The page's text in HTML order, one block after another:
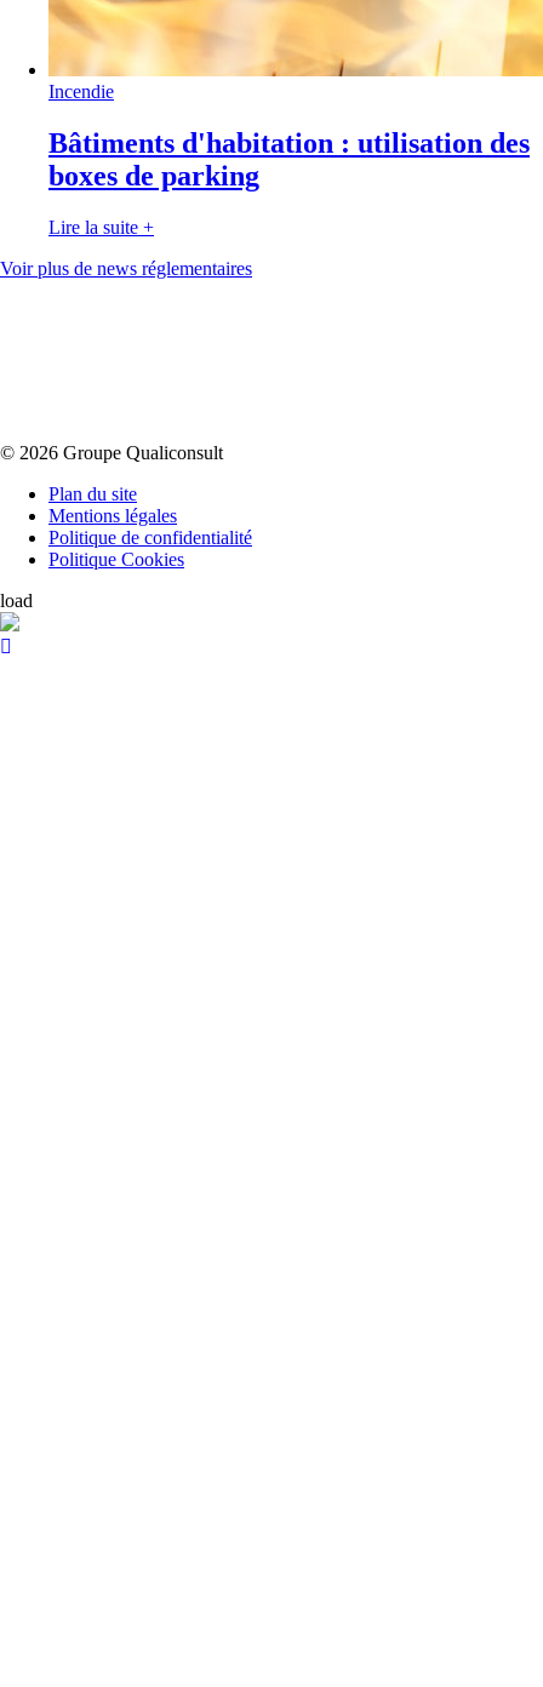
Incendie
Bâtiments d'habitation : utilisation des
boxes de parking
Lire la suite +
Voir plus de news réglementaires
© 2026 Groupe Qualiconsult
Plan du site
Mentions légales
Politique de confidentialité
Politique Cookies
load